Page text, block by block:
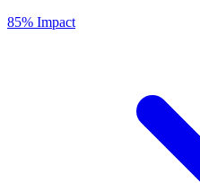
85% Impact